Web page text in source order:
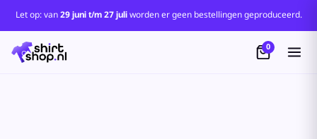
Let op: van29 juni t/m 27 juliworden er geen bestellingen geproduceerd.
0
Standaard
Price: Lowest First
Price: Highest First